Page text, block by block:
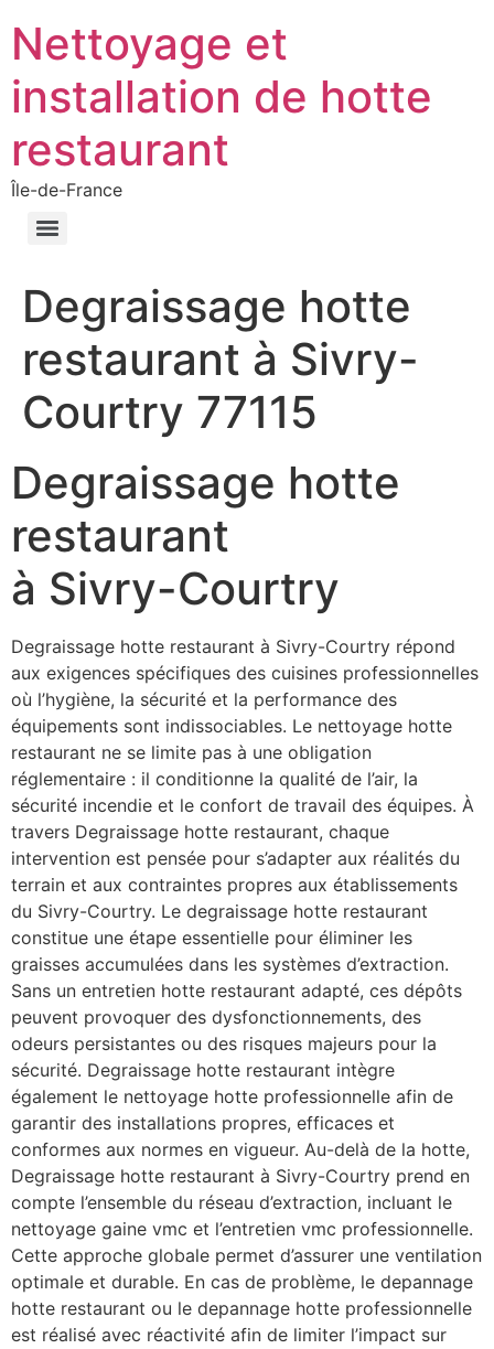
Nettoyage et
installation de hotte
restaurant
Île-de-France
Degraissage hotte
restaurant à Sivry-
Courtry 77115
Degraissage hotte
restaurant
à Sivry-Courtry
Degraissage hotte restaurant à Sivry-Courtry répond
aux exigences spécifiques des cuisines professionnelles
où l’hygiène, la sécurité et la performance des
équipements sont indissociables. Le nettoyage hotte
restaurant ne se limite pas à une obligation
réglementaire : il conditionne la qualité de l’air, la
sécurité incendie et le confort de travail des équipes. À
travers Degraissage hotte restaurant, chaque
intervention est pensée pour s’adapter aux réalités du
terrain et aux contraintes propres aux établissements
du Sivry-Courtry. Le degraissage hotte restaurant
constitue une étape essentielle pour éliminer les
graisses accumulées dans les systèmes d’extraction.
Sans un entretien hotte restaurant adapté, ces dépôts
peuvent provoquer des dysfonctionnements, des
odeurs persistantes ou des risques majeurs pour la
sécurité. Degraissage hotte restaurant intègre
également le nettoyage hotte professionnelle afin de
garantir des installations propres, efficaces et
conformes aux normes en vigueur. Au-delà de la hotte,
Degraissage hotte restaurant à Sivry-Courtry prend en
compte l’ensemble du réseau d’extraction, incluant le
nettoyage gaine vmc et l’entretien vmc professionnelle.
Cette approche globale permet d’assurer une ventilation
optimale et durable. En cas de problème, le depannage
hotte restaurant ou le depannage hotte professionnelle
est réalisé avec réactivité afin de limiter l’impact sur